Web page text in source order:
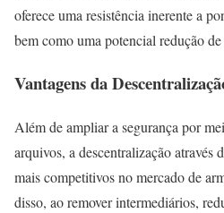
oferece uma resistência inerente a
bem como uma potencial redução de
Vantagens da
Além de ampliar a segurança por
arquivos, a descentralização através
mais competitivos no mercado de
disso, ao remover intermediários,